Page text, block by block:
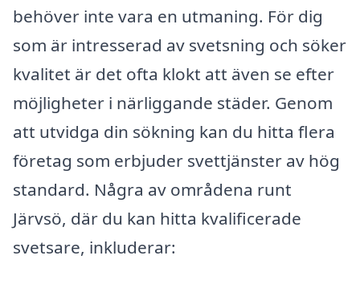
behöver inte vara en utmaning. För dig
som är intresserad av svetsning och söker
kvalitet är det ofta klokt att även se efter
möjligheter i närliggande städer. Genom
att utvidga din sökning kan du hitta flera
företag som erbjuder svettjänster av hög
standard. Några av områdena runt
Järvsö, där du kan hitta kvalificerade
svetsare, inkluderar: